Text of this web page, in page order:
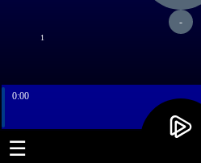
-
1
0:00
☰